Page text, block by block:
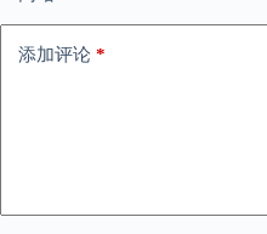
添加评论 *